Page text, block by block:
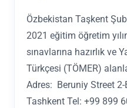
Özbekistan Taşkent
2021 eğitim öğretim
sınavlarına hazırlık ve
Türkçesi (TÖMER)
Adres: Beruniy Street
Tashkent Tel: +99 899